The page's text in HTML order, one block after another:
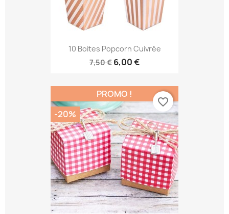
10 Boites Popcorn Cuivrée
7,50 € 6,00 €
PROMO !
-20%
favorite_border